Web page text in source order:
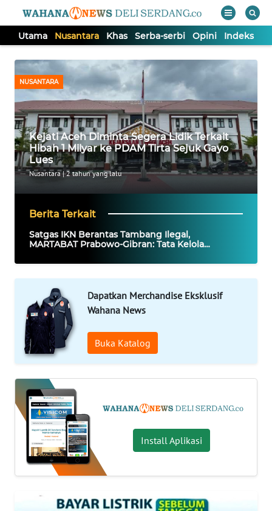
Utama Nusantara Khas Serba-serbi Opini Indeks
NUSANTARA
Kejati Aceh Diminta Segera Lidik Terkait
Hibah 1 Milyar ke PDAM Tirta Sejuk Gayo
Lues
Nusantara|2 tahun yang lalu
Berita Terkait
Satgas IKN Berantas Tambang Ilegal,
MARTABAT Prabowo-Gibran: Tata Kelola
Dapatkan Merchandise Eksklusif
Wahana News
Buka Katalog
Install Aplikasi
TV
Tutup
UTAMA
NUSANTARA
KHAS
SERBA-
INDEKS
BERITA
KONTAK
INFO
IKLAN
TENTANG
KAMI
PEDOMAN